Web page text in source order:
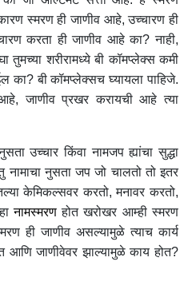
स्मरण ही जाणीव आहे, उच्चारण ही
करता ही जाणीव आहे का? नाही,
तुमच्या शरीरामध्ये बी कॉमप्लेक्स कमी
का? बी कॉमप्लेक्सच घ्यायला पाहिजे.
जाणीव प्रखर करायची आहे त्या
उच्चार किंवा नामजप ह्यांचा सुद्धा
नुसता जप जो चालतो तो इतर
केमिकल्सवर करतो, मनावर करतो,
नामस्मरणहोत खरोखर आम्ही स्मरण
ही जाणीव असल्यामुळे त्याच कार्य
आणि जाणीवेवर झाल्यामुळे काय होत?